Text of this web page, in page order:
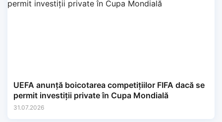
UEFA anunță boicotarea competițiilor FIFA dacă se
permit investiții private în Cupa Mondială
31.07.2026